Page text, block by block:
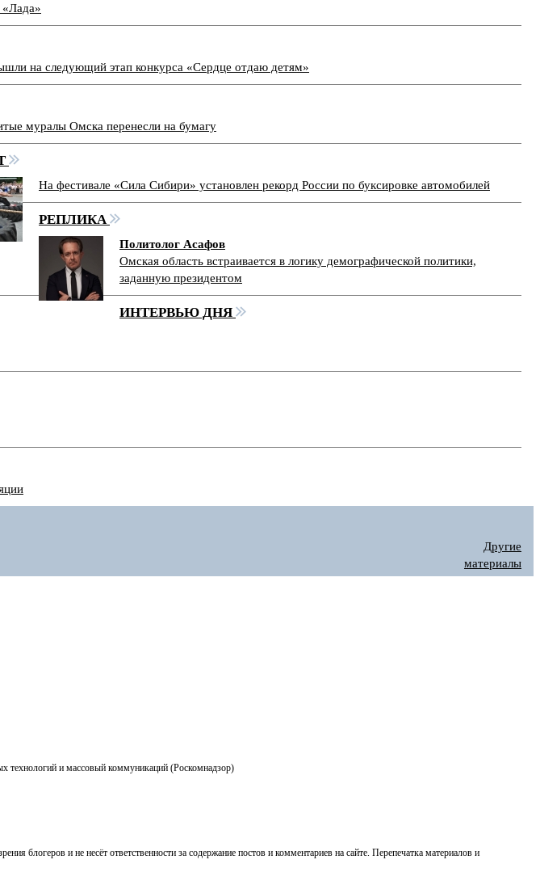
на следующий этап конкурса «Сердце отдаю детям»
муралы Омска перенесли на бумагу
На фестивале «Сила Сибири» установлен рекорд России по буксировке автомобилей
РЕПЛИКА
Политолог Асафов
Омская область встраивается в логику демографической политики,
заданную президентом
ИНТЕРВЬЮ ДНЯ
Другие
материалы
технологий и массовый коммуникаций (Роскомнадзор)
блогеров и не несёт ответственности за содержание постов и комментариев на сайте. Перепечатка материалов и